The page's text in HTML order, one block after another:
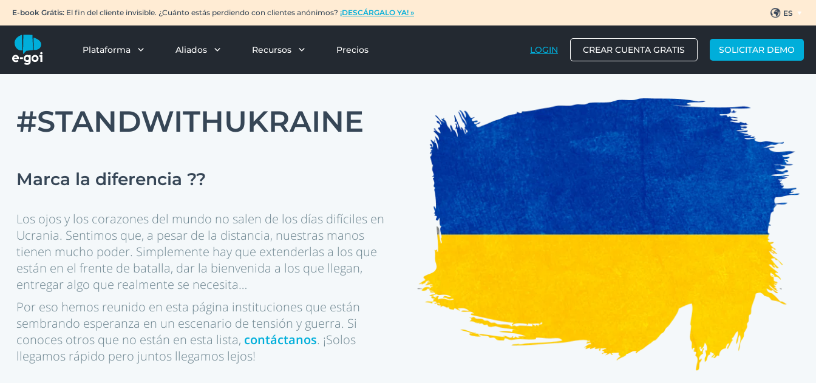
E-book Grátis: El fin del cliente invisible. ¿Cuánto estás perdiendo con clientes anónimos? ¡DESCÁRGALO YA! »
ES
EN
Plataforma Aliados Recursos Precios SOLICITAR DEMO
CREAR CUENTA GRATIS
LOGIN
#STANDWITHUKRAINE
Marca la diferencia ??
Los ojos y los corazones del mundo no salen de los días difíciles en
Ucrania. Sentimos que, a pesar de la distancia, nuestras manos
tienen mucho poder. Simplemente hay que extenderlas a los que
están en el frente de batalla, dar la bienvenida a los que llegan,
entregar algo que realmente se necesita…
Por eso hemos reunido en esta página instituciones que están
sembrando esperanza en un escenario de tensión y guerra. Si
conoces otros que no están en esta lista, contáctanos. ¡Solos
llegamos rápido pero juntos llegamos lejos!